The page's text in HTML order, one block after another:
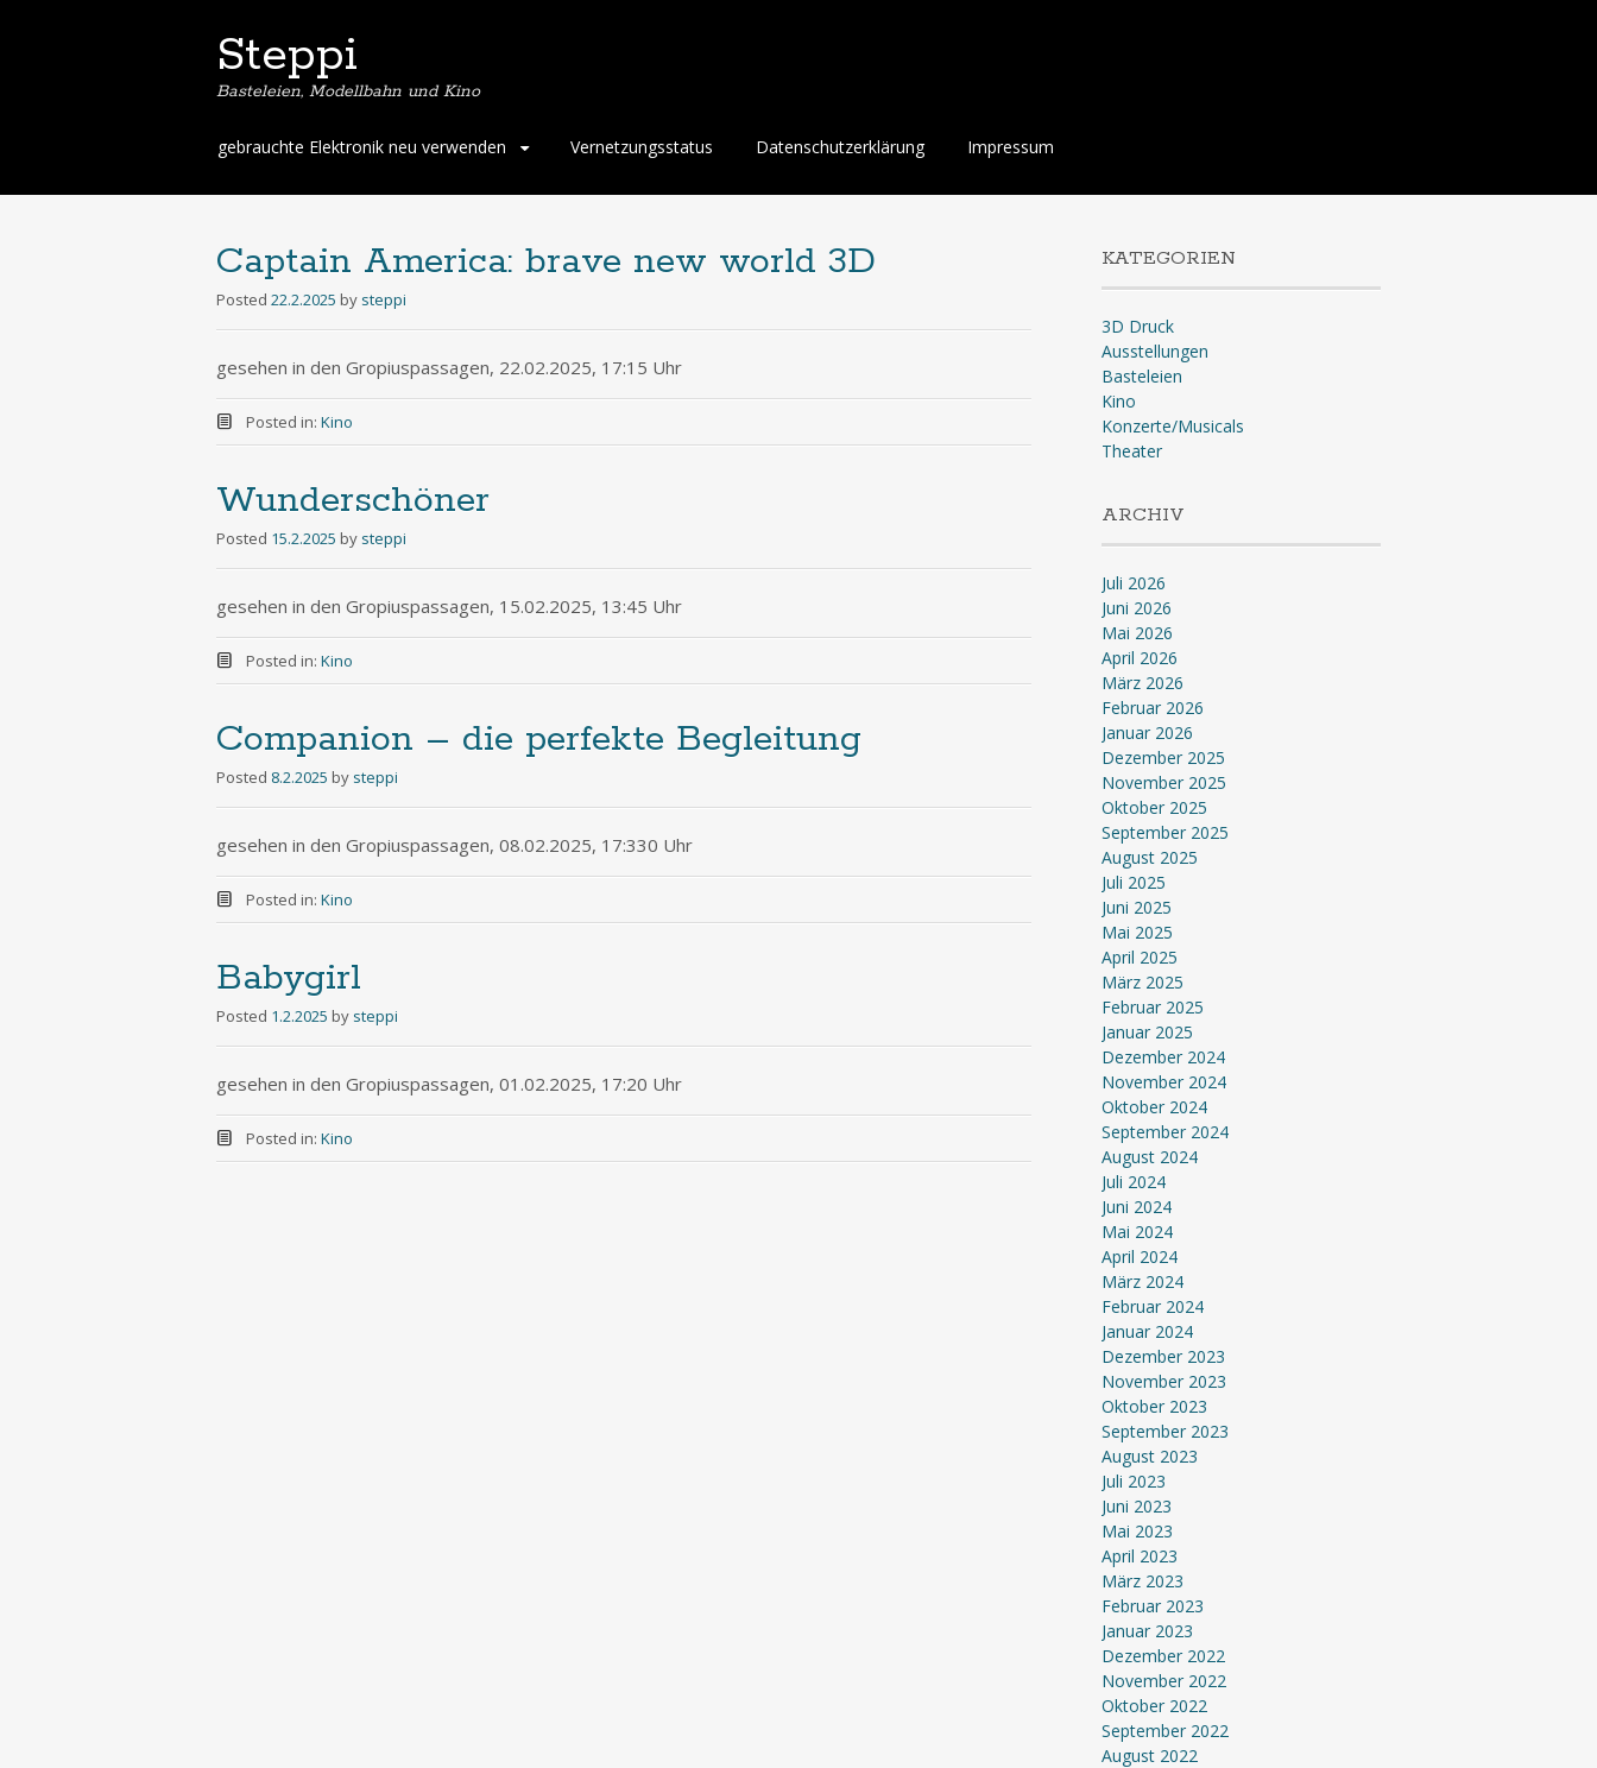
Steppi
Basteleien, Modellbahn und Kino
Skip
content
gebrauchte Elektronik neu verwenden Vernetzungsstatus Datenschutzerklärung Impressum
Captain America: brave new world 3D
Posted 22.2.2025 by steppi
gesehen in den Gropiuspassagen, 22.02.2025, 17:15 Uhr
Posted in: Kino
Wunderschöner
Posted 15.2.2025 by steppi
gesehen in den Gropiuspassagen, 15.02.2025, 13:45 Uhr
Posted in: Kino
Companion – die perfekte Begleitung
Posted 8.2.2025 by steppi
gesehen in den Gropiuspassagen, 08.02.2025, 17:330 Uhr
Posted in: Kino
Babygirl
Posted 1.2.2025 by steppi
gesehen in den Gropiuspassagen, 01.02.2025, 17:20 Uhr
Posted in: Kino
KATEGORIEN
3D Druck
Ausstellungen
Basteleien
Kino
Konzerte/Musicals
Theater
ARCHIV
Juli 2026
Juni 2026
Mai 2026
April 2026
März 2026
Februar 2026
Januar 2026
Dezember 2025
November 2025
Oktober 2025
September 2025
August 2025
Juli 2025
Juni 2025
Mai 2025
April 2025
März 2025
Februar 2025
Januar 2025
Dezember 2024
November 2024
Oktober 2024
September 2024
August 2024
Juli 2024
Juni 2024
Mai 2024
April 2024
März 2024
Februar 2024
Januar 2024
Dezember 2023
November 2023
Oktober 2023
September 2023
August 2023
Juli 2023
Juni 2023
Mai 2023
April 2023
März 2023
Februar 2023
Januar 2023
Dezember 2022
November 2022
Oktober 2022
September 2022
August 2022